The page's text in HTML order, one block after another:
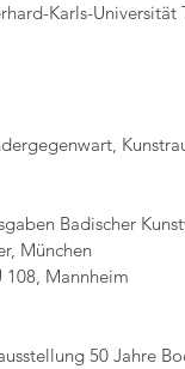
Karls-Universität
Badischer
München
Mannheim
50 Jahre